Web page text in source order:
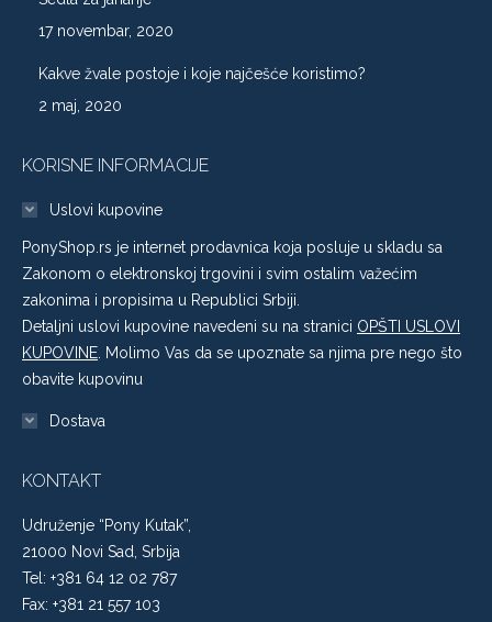
17 novembar, 2020
Kakve žvale postoje i koje najčešće koristimo?
2 maj, 2020
KORISNE INFORMACIJE
Uslovi kupovine
PonyShop.rs je internet prodavnica koja posluje u skladu sa
Zakonom o elektronskoj trgovini i svim ostalim važećim
zakonima i propisima u Republici Srbiji.
Detaljni uslovi kupovine navedeni su na stranici OPŠTI USLOVI
KUPOVINE . Molimo Vas da se upoznate sa njima pre nego što
obavite kupovinu
Dostava
KONTAKT
Udruženje “Pony Kutak”,
21000 Novi Sad, Srbija
Tel: +381 64 12 02 787
Fax: +381 21 557 103